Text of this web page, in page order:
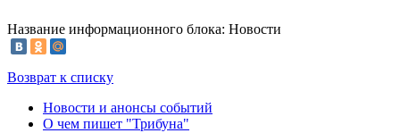
Название информационного блока: Новости
Возврат к списку
Новости и анонсы событий
О чем пишет "Трибуна"